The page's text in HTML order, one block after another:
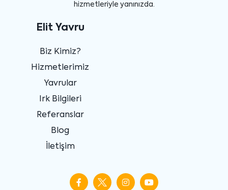
hizmetleriyle yanınızda.
Elit Yavru
Biz Kimiz?
Hizmetlerimiz
Yavrular
Irk Bilgileri
Referanslar
Blog
İletişim